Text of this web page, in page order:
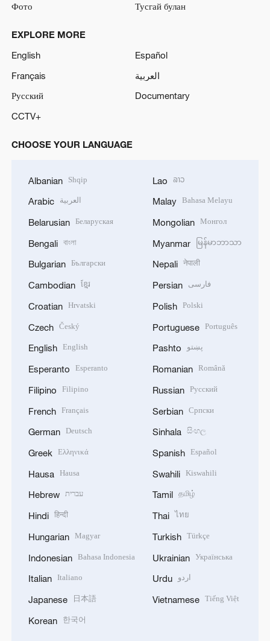
Фото
Тусгай булан
EXPLORE MORE
English
Español
Français
العربية
Русский
Documentary
CCTV+
CHOOSE YOUR LANGUAGE
Albanian Shqip
Arabic العربية
Belarusian Беларуская
Bengali বাংলা
Bulgarian Български
Cambodian ខ្មែរ
Croatian Hrvatski
Czech Český
English English
Esperanto Esperanto
Filipino Filipino
French Français
German Deutsch
Greek Ελληνικά
Hausa Hausa
Hebrew עברית
Hindi हिन्दी
Hungarian Magyar
Indonesian Bahasa Indonesia
Italian Italiano
Japanese 日本語
Korean 한국어
Lao ລາວ
Malay Bahasa Melayu
Mongolian Монгол
Myanmar မြန်မာဘာသာ
Nepali नेपाली
Persian فارسی
Polish Polski
Portuguese Português
Pashto پښتو
Romanian Română
Russian Русский
Serbian Српски
Sinhala සිංහල
Spanish Español
Swahili Kiswahili
Tamil தமிழ்
Thai ไทย
Turkish Türkçe
Ukrainian Українська
Urdu اردو
Vietnamese Tiếng Việt